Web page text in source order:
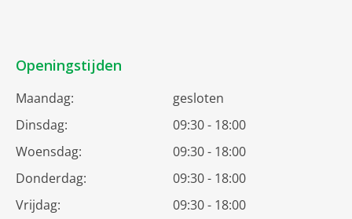
Openingstijden
Maandag:
gesloten
Dinsdag:
09:30 - 18:00
Woensdag:
09:30 - 18:00
Donderdag:
09:30 - 18:00
Vrijdag:
09:30 - 18:00